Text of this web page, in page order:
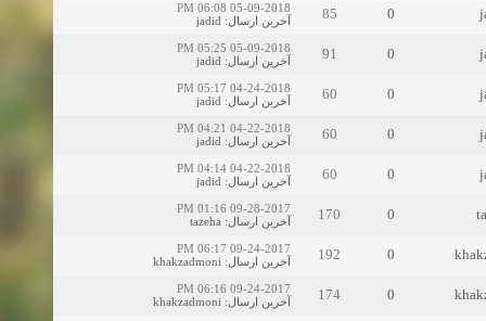
0
85
05-09-2018 06:08 PM
آخرین ارسال:
jadid
0
91
05-09-2018 05:25 PM
آخرین ارسال:
jadid
0
60
04-24-2018 05:17 PM
آخرین ارسال:
jadid
0
60
04-22-2018 04:21 PM
آخرین ارسال:
jadid
0
60
04-22-2018 04:14 PM
آخرین ارسال:
jadid
0
170
09-28-2017 01:16 PM
آخرین ارسال:
tazeha
0
192
09-24-2017 06:17 PM
آخرین ارسال:
khakzadmoni
0
174
09-24-2017 06:16 PM
آخرین ارسال:
khakzadmoni